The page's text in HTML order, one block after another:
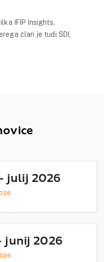
IFIP Insights,
član je tudi SDI,
julij 2026
junij 2026